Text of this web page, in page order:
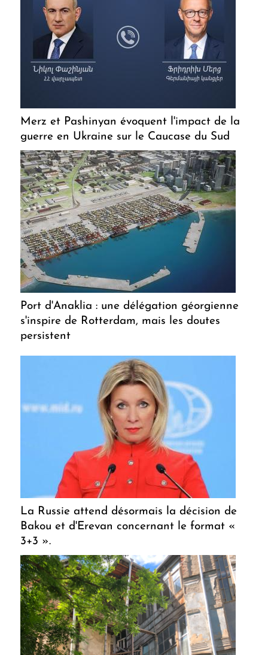
Merz et Pashinyan évoquent l'impact de la
guerre en Ukraine sur le Caucase du Sud
Port d'Anaklia : une délégation géorgienne
s'inspire de Rotterdam, mais les doutes
persistent
La Russie attend désormais la décision de
Bakou et d'Erevan concernant le format «
3+3 ».